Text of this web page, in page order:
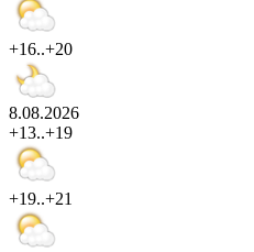
+16..+20
8.08.2026
+13..+19
+19..+21